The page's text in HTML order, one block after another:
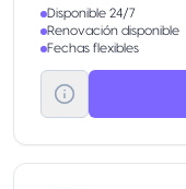
Disponible 24/7
Renovación disponible
Fechas flexibles